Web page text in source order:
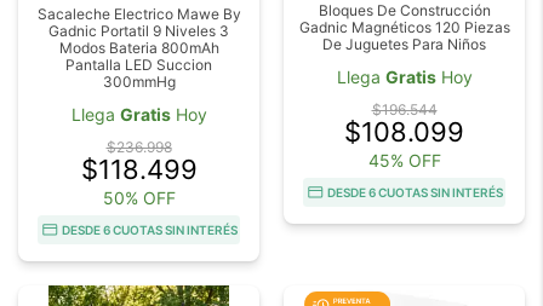
Sacaleche Electrico Mawe By
Gadnic Portatil 9 Niveles 3
Modos Bateria 800mAh
Pantalla LED Succion
300mmHg
Llega GratisHoy
$236.998
$118.499
50% OFF
DESDE 6 CUOTAS SIN INTERÉS
Bloques De Construcción
Gadnic Magnéticos 120 Piezas
De Juguetes Para Niños
Llega GratisHoy
$196.544
$108.099
45% OFF
DESDE 6 CUOTAS SIN INTERÉS